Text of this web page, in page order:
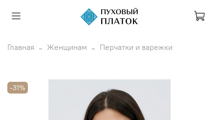
Главная Женщинам Перчатки и варежки
-31%